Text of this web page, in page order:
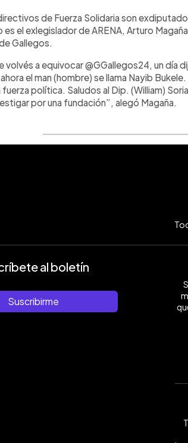
de Fuerza Solidaria son
el exlegislador de ARENA, Arturo
Gallegos.
volvés a equivocar @GGallegos24, un día
el man (hombre) se llama Nayib
fuerza política. Saludos al Dip. (William)
por una fundación”, alegó Magaña.
al boletín
Suscribirme